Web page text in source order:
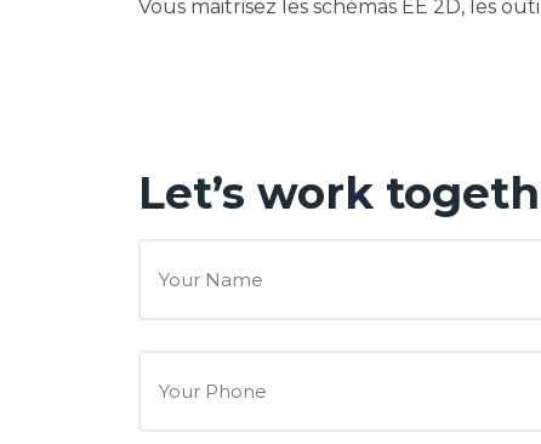
Vous maitrisez les schémas EE 2D, les
Let’s work